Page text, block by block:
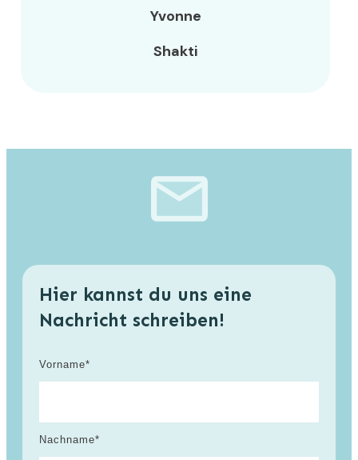
Yvonne
Shakti
Hier kannst du uns eine
Nachricht schreiben!
Vorname*
Nachname*